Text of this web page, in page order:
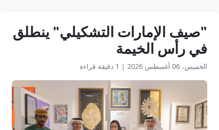
"صيف الإمارات التشكيلي" ينطلق
في رأس الخيمة
الخميس، 06 أغسطس 2026 | 1 دقيقة قراءة